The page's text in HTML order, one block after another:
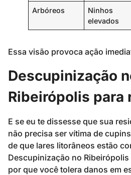
Arbóreos
Ninhos
elevados
Essa visão provoca ação
Descupinização
Ribeirópolis para
E se eu te dissesse que sua
não precisa ser vítima de
de que lares litorâneos estão
Descupinização no
por que você tolera danos em